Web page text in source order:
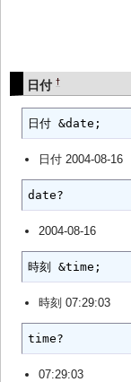
日付 †
日付 &date;
日付 2004-08-16
date?
2004-08-16
時刻 &time;
時刻 07:29:03
time?
07:29:03